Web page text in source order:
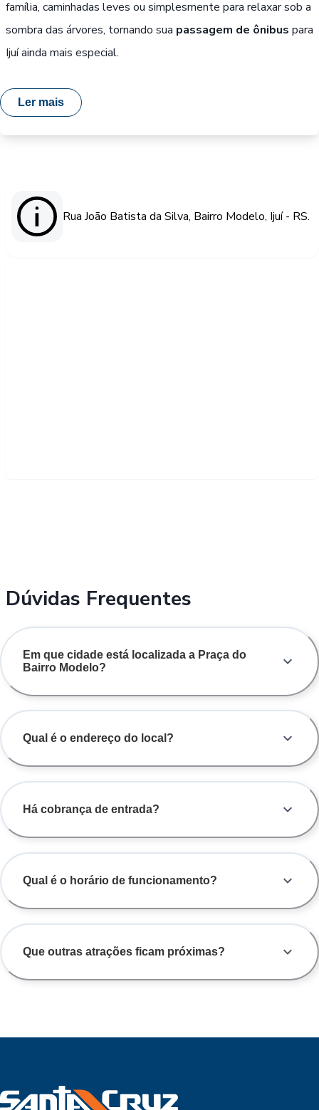
família, caminhadas leves ou simplesmente para relaxar sob a
sombra das árvores, tornando sua passagem de ônibus para
Ijuí ainda mais especial.
Ler mais
Rua João Batista da Silva, Bairro Modelo, Ijuí - RS.
Dúvidas Frequentes
Em que cidade está localizada a Praça do
Bairro Modelo?
Qual é o endereço do local?
Há cobrança de entrada?
Qual é o horário de funcionamento?
Que outras atrações ficam próximas?